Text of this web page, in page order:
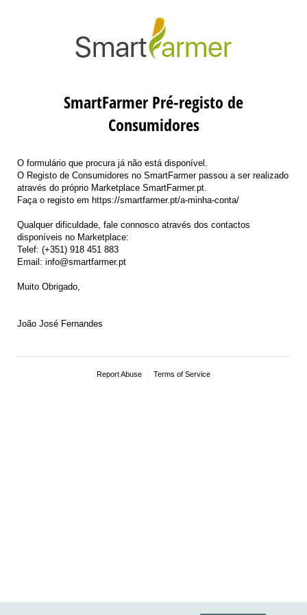
SmartFarmer Pré-registo de
Consumidores
O formulário que procura já não está disponível.
O Registo de Consumidores no SmartFarmer passou a ser realizado
através do próprio Marketplace SmartFarmer.pt.
Faça o registo em https://smartfarmer.pt/a-minha-conta/
Qualquer dificuldade, fale connosco através dos contactos
disponíveis no Marketplace:
Telef: (+351) 918 451 883
Email: info@smartfarmer.pt
Muito Obrigado,
João José Fernandes
Report Abuse Terms of Service